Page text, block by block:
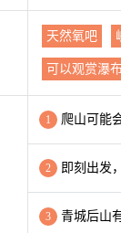
天然氧吧
可以观赏瀑
1 爬山可能
2 即刻出发
3 青城后山